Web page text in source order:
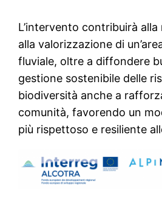
L’intervento contribuirà
alla valorizzazione di
fluviale, oltre a diffondere
gestione sostenibile delle
biodiversità anche a
comunità, favorendo un
più rispettoso e resiliente